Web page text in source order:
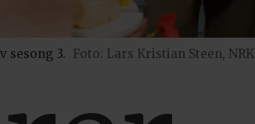
sesong 3. Foto: Lars Kristian Steen, NRK